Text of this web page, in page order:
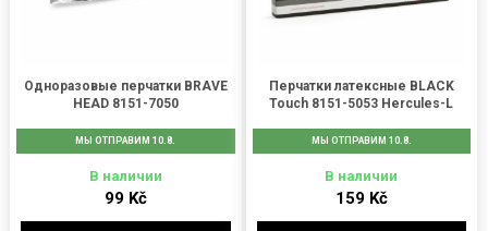
Одноразовые перчатки BRAVE
HEAD 8151-7050
МЫ ОТПРАВИМ 10.8.
В наличии
99 Kč
Перчатки латексные BLACK
Touch 8151-5053 Hercules-L
МЫ ОТПРАВИМ 10.8.
В наличии
159 Kč